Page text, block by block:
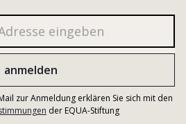
zur Anmeldung erklären Sie sich mit den
der EQUA-Stiftung